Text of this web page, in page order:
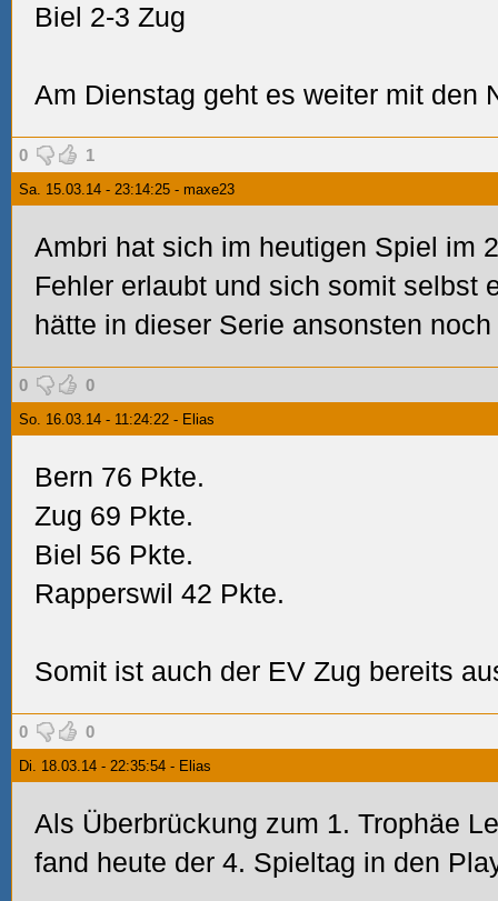
Biel 2-3 Zug
Am Dienstag geht es weiter mit den
0 1
Sa. 15.03.14 - 23:14:25 - maxe23
Ambri hat sich im heutigen Spiel im
Fehler erlaubt und sich somit selbst
hätte in dieser Serie ansonsten
0 0
So. 16.03.14 - 11:24:22 - Elias
Bern 76 Pkte.
Zug 69 Pkte.
Biel 56 Pkte.
Rapperswil 42 Pkte.
Somit ist auch der EV Zug bereits
0 0
Di. 18.03.14 - 22:35:54 - Elias
Als Überbrückung zum 1. Trophäe
fand heute der 4. Spieltag in den